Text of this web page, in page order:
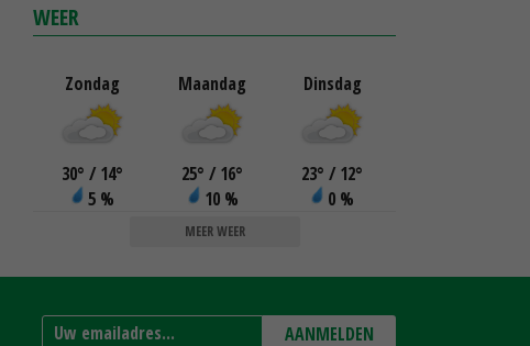
WEER
Zondag
30° / 14°
5 %
Maandag
25° / 16°
10 %
Dinsdag
23° / 12°
0 %
MEER WEER
AANMELDEN